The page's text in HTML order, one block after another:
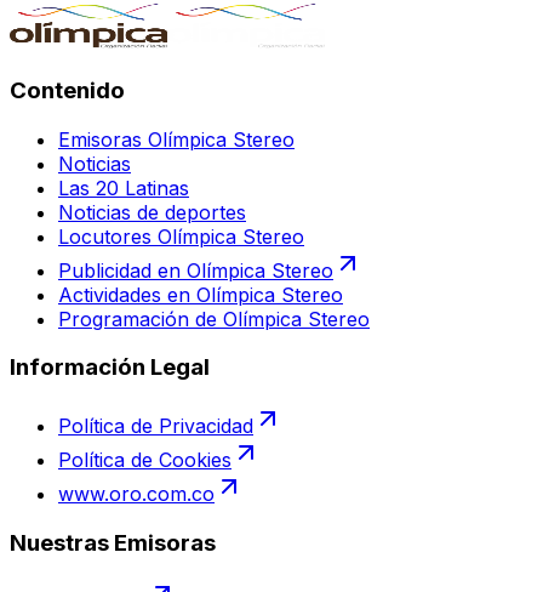
Contenido
Emisoras Olímpica Stereo
Noticias
Las 20 Latinas
Noticias de deportes
Locutores Olímpica Stereo
Publicidad en Olímpica Stereo
Actividades en Olímpica Stereo
Programación de Olímpica Stereo
Información Legal
Política de Privacidad
Política de Cookies
www.oro.com.co
Nuestras Emisoras